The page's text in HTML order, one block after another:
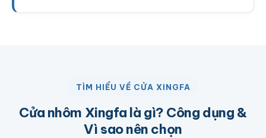
TÌM HIỂU VỀ CỬA XINGFA
Cửa nhôm Xingfa là gì? Công dụng &
Vì sao nên chọn